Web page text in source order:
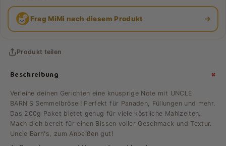
Frag MiMi nach diesem Produkt →
Produkt teilen
Beschreibung +
Verleihe deinen Gerichten eine knusprige Note mit UNCLE
BARN'S Semmelbrösel! Perfekt für Panaden, Füllungen und mehr.
Das 200g Paket bietet genug für viele köstliche Mahlzeiten.
Mach dich bereit für einen Bissen voller Geschmack und Textur.
Uncle Barn's, zum Anbeißen gut!